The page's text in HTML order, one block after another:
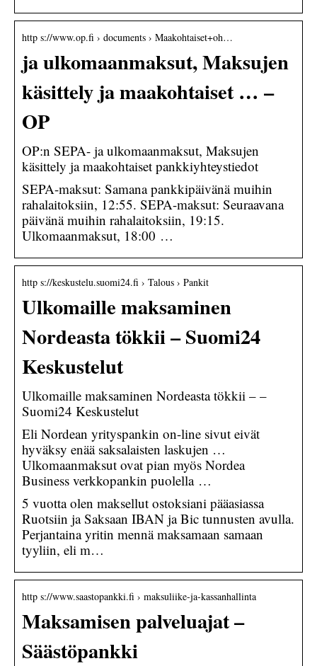
http s://www.op.fi › documents › Maakohtaiset+oh…
ja ulkomaanmaksut, Maksujen
käsittely ja maakohtaiset … –
OP
OP:n SEPA- ja ulkomaanmaksut, Maksujen
käsittely ja maakohtaiset pankkiyhteystiedot
SEPA-maksut: Samana pankkipäivänä muihin
rahalaitoksiin, 12:55. SEPA-maksut: Seuraavana
päivänä muihin rahalaitoksiin, 19:15.
Ulkomaanmaksut, 18:00 …
http s://keskustelu.suomi24.fi › Talous › Pankit
Ulkomaille maksaminen
Nordeasta tökkii – Suomi24
Keskustelut
Ulkomaille maksaminen Nordeasta tökkii – –
Suomi24 Keskustelut
Eli Nordean yrityspankin on-line sivut eivät
hyväksy enää saksalaisten laskujen …
Ulkomaanmaksut ovat pian myös Nordea
Business verkkopankin puolella …
5 vuotta olen maksellut ostoksiani pääasiassa
Ruotsiin ja Saksaan IBAN ja Bic tunnusten avulla.
Perjantaina yritin mennä maksamaan samaan
tyyliin, eli m…
http s://www.saastopankki.fi › maksuliike-ja-kassanhallinta
Maksamisen palveluajat –
Säästöpankki